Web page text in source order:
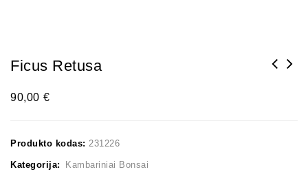
Ficus Retusa
90,00 €
Produkto kodas: 231226
Kategorija: Kambariniai Bonsai